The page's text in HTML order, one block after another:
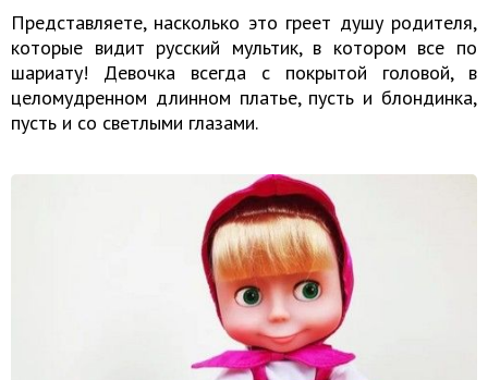
Представляете, насколько это греет душу родителя,
которые видит русский мультик, в котором все по
шариату! Девочка всегда с покрытой головой, в
целомудренном длинном платье, пусть и блондинка,
пусть и со светлыми глазами.